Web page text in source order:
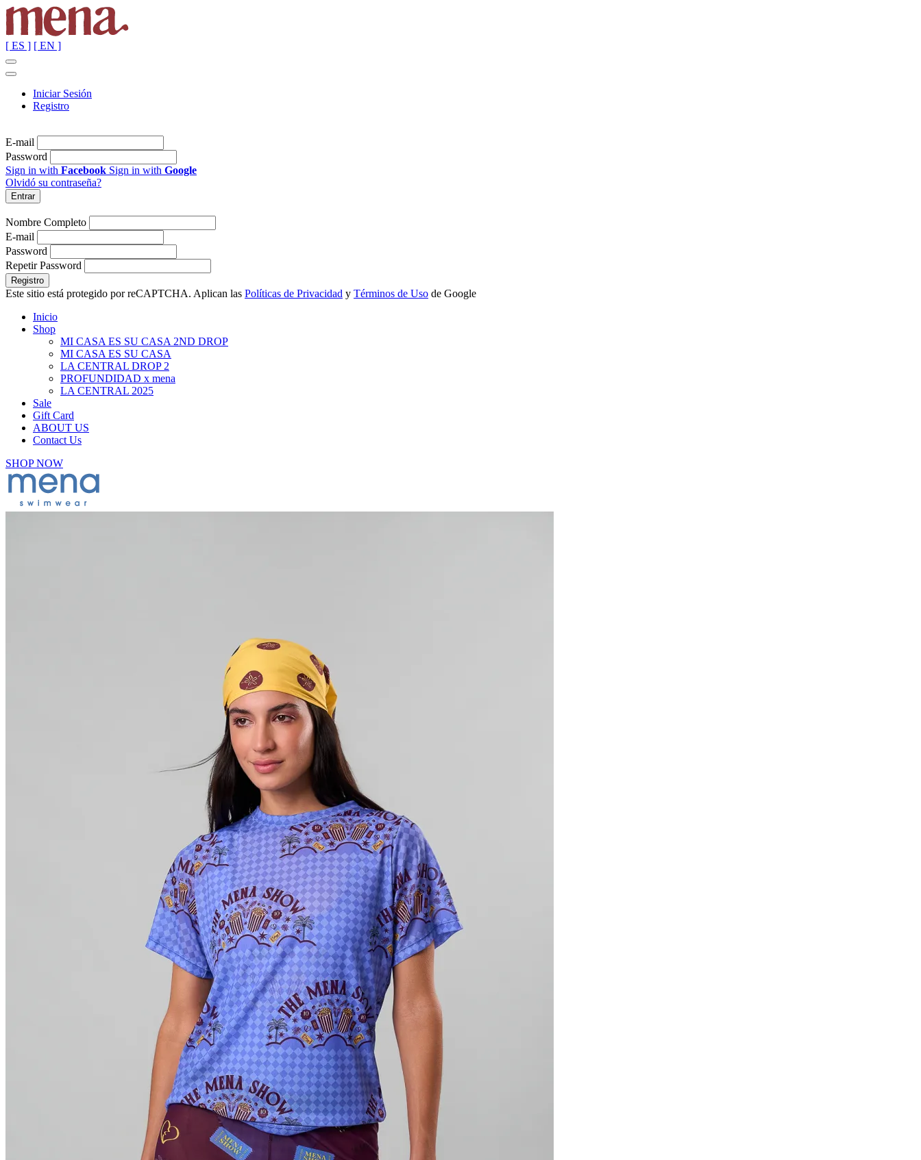
[ ES ] [ EN ]
Iniciar Sesión
Registro
E-mail
Password
Sign in with Facebook Sign in with Google
Olvidó su contraseña?
Nombre Completo
E-mail
Password
Repetir Password
Este sitio está protegido por reCAPTCHA. Aplican las Políticas de Privacidad y Términos de Uso de Google
Inicio
Shop
MI CASA ES SU CASA 2ND DROP
MI CASA ES SU CASA
LA CENTRAL DROP 2
PROFUNDIDAD x mena
LA CENTRAL 2025
Sale
Gift Card
ABOUT US
Contact Us
SHOP NOW